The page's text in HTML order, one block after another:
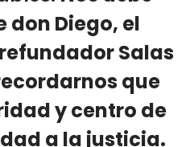
don Diego, el
Salas
que
y centro de
a la justicia.